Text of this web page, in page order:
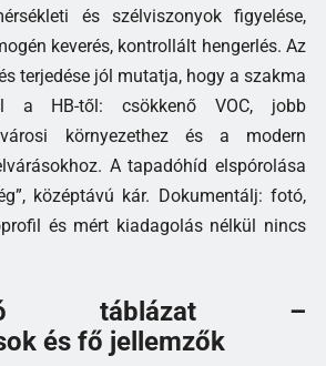
és szélviszonyok figyelése,
keverés, kontrollált hengerlés. Az
terjedése jól mutatja, hogy a szakma
a HB-től: csökkenő VOC, jobb
környezethez és a modern
A tapadóhíd elspórolása
középtávú kár. Dokumentálj: fotó,
és mért kiadagolás nélkül nincs
táblázat –
és fő jellemzők